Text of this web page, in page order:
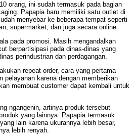
orang, ini sudah termasuk pada bagian
Papapia baru memiliki satu outlet di
menyebar ke beberapa tempat seperti
supermarket, dan juga secara online.
pada promosi. Masih mengandalkan
berpartisipasi pada dinas-dinas yang
perindustrian dan perdagangan.
repeat order, cara yang pertama
pelayanan karena dengan memberikan
membuat customer dapat kembali untuk
ngangenin, artinya produk tersebut
yang lainnya. Papapia termasuk
lain karena ukurannya lebih besar,
lebih renyah.